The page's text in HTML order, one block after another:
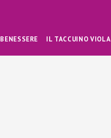
BENESSERE IL TACCUINO VIOLA